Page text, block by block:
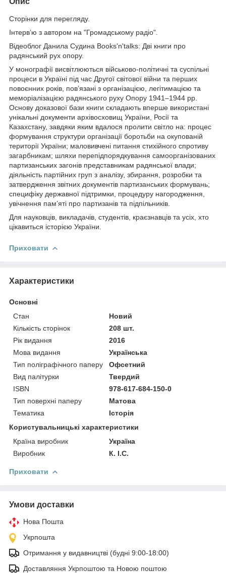
Сторінки для перегляду.
Інтерв’ю з автором на "Громадському радіо".
Відеоблог Данила Судина Books'n'talks: Дві книги про
радянський рух опору.
У монографії висвітлюються військово-політичні та суспільні
процеси в Україні під час Другої світової війни та перших
повоєнних років, пов’язані з організацією, легітимацією та
меморіалізацією радянського руху Опору 1941–1944 рр.
Основу доказової бази книги складають вперше використані
унікальні документи архівосховищ України, Росії та
Казахстану, завдяки яким вдалося пролити світло на: процес
формування структури організації боротьби на окупованій
території України; маловивчені питання стихійного спротиву
загарбникам; шляхи перепідпорядкування самоорганізованих
партизанських загонів представникам радянської влади;
діяльність партійних груп з аналізу, збирання, розробки та
затвердження звітних документів партизанських формувань;
специфіку державної підтримки, процедуру нагородження,
увічнення пам’яті про партизанів та підпільників.
Для науковців, викладачів, студентів, краєзнавців та усіх, хто
цікавиться історією України.
Приховати
Характеристики
Основні
Стан
Новий
Кількість сторінок
208 шт.
Рік видання
2016
Мова видання
Українська
Тип поліграфічного паперу
Офсетний
Вид палітурки
Твердий
ISBN
978-617-684-150-0
Тип поверхні паперу
Матова
Тематика
Історія
Користувальницькі характеристики
Країна виробник
Україна
Виробник
К. І.С.
Приховати
Умови доставки
Нова Пошта
Укрпошта
Отримання у видавництві (будні 9:00-18:00)
Доставляння Укрпоштою та Новою поштою